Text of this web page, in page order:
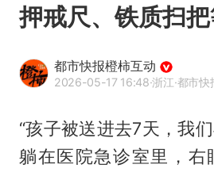
押戒尺、铁质扫
都市快报橙柿互动
2026-05-17 16:48·浙江·都市快
“孩子被送进去7天，我
躺在医院急诊室里，右